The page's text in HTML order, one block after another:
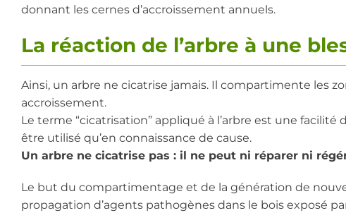
donnant les cernes d’accroissement annuels.
La réaction de l’arbre à une
Ainsi, un arbre ne cicatrise jamais. Il compartimente les
accroissement.
Le terme “cicatrisation” appliqué à l’arbre est une
être utilisé qu’en connaissance de cause.
Un arbre ne cicatrise pas : il ne peut ni réparer ni
Le but du compartimentage et de la génération de
propagation d’agents pathogènes dans le bois exposé